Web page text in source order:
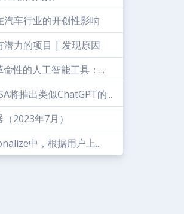
汽车行业的开创性影响
潜力的项目 | 发现原因
性的人工智能工具：...
将推出类似ChatGPT的...
2023年7月）
中，根据用户上...